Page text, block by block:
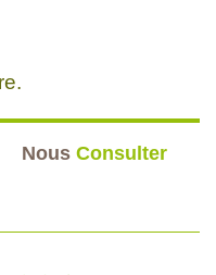
Nous Consulter